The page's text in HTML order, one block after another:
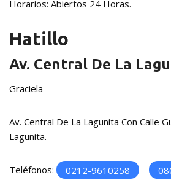
Horarios: Abiertos 24 Horas.
Hatillo
Av. Central De La
Graciela
Av. Central De La Lagunita Con Calle
Lagunita.
Teléfonos: 0212-9610258 –